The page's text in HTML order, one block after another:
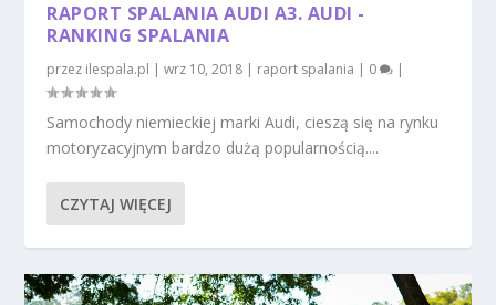
RAPORT SPALANIA AUDI A3. AUDI -
RANKING SPALANIA
przez ilespala.pl |wrz 10, 2018 | raport spalania | 0 |
Samochody niemieckiej marki Audi, cieszą się na rynku
motoryzacyjnym bardzo dużą popularnością....
CZYTAJ WIĘCEJ